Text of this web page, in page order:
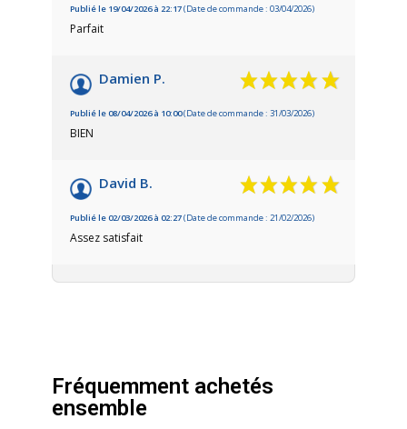
Publié le 19/04/2026 à 22:17(Date de commande : 03/04/2026)
Parfait
Damien P.
Publié le 08/04/2026 à 10:00(Date de commande : 31/03/2026)
BIEN
David B.
Publié le 02/03/2026 à 02:27(Date de commande : 21/02/2026)
Assez satisfait
Fréquemment achetés
ensemble